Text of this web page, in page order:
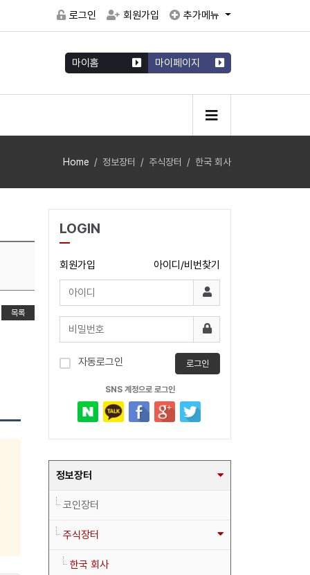
로그인 회원가입 추가메뉴
마이홈 마이페이지
Home 정보장터 주식장터 한국 회사
목록
LOGIN
회원가입 아이디/비번찾기
자동로그인 로그인
SNS 계정으로 로그인
정보장터
코인장터
주식장터
한국 회사